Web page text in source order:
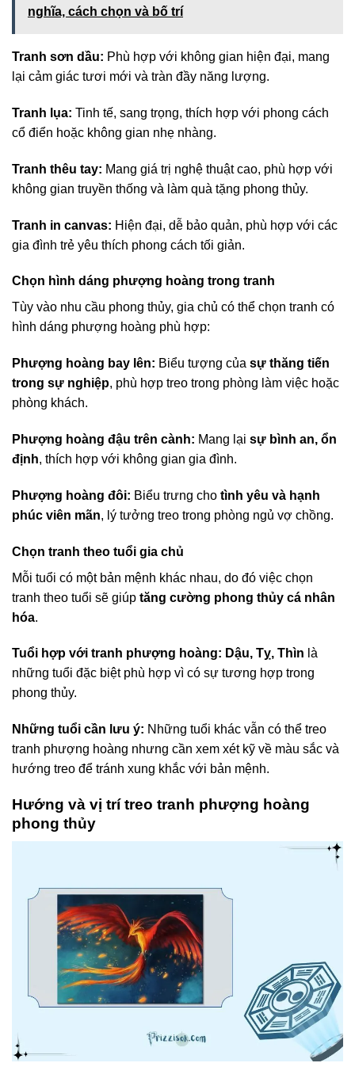
nghĩa, cách chọn và bố trí
Tranh sơn dầu: Phù hợp với không gian hiện đại, mang
lại cảm giác tươi mới và tràn đầy năng lượng.
Tranh lụa: Tinh tế, sang trọng, thích hợp với phong cách
cổ điển hoặc không gian nhẹ nhàng.
Tranh thêu tay: Mang giá trị nghệ thuật cao, phù hợp với
không gian truyền thống và làm quà tặng phong thủy.
Tranh in canvas: Hiện đại, dễ bảo quản, phù hợp với các
gia đình trẻ yêu thích phong cách tối giản.
Chọn hình dáng phượng hoàng trong tranh
Tùy vào nhu cầu phong thủy, gia chủ có thể chọn tranh có
hình dáng phượng hoàng phù hợp:
Phượng hoàng bay lên: Biểu tượng của sự thăng tiến
trong sự nghiệp, phù hợp treo trong phòng làm việc hoặc
phòng khách.
Phượng hoàng đậu trên cành: Mang lại sự bình an, ổn
định, thích hợp với không gian gia đình.
Phượng hoàng đôi: Biểu trưng cho tình yêu và hạnh
phúc viên mãn, lý tưởng treo trong phòng ngủ vợ chồng.
Chọn tranh theo tuổi gia chủ
Mỗi tuổi có một bản mệnh khác nhau, do đó việc chọn
tranh theo tuổi sẽ giúp tăng cường phong thủy cá nhân
hóa.
Tuổi hợp với tranh phượng hoàng: Dậu, Tỵ, Thìn là
những tuổi đặc biệt phù hợp vì có sự tương hợp trong
phong thủy.
Những tuổi cần lưu ý: Những tuổi khác vẫn có thể treo
tranh phượng hoàng nhưng cần xem xét kỹ về màu sắc và
hướng treo để tránh xung khắc với bản mệnh.
Hướng và vị trí treo tranh phượng hoàng
phong thủy